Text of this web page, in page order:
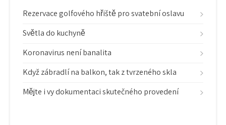
Rezervace golfového hřiště pro svatební oslavu
Světla do kuchyně
Koronavirus není banalita
Když zábradlí na balkon, tak z tvrzeného skla
Mějte i vy dokumentaci skutečného provedení